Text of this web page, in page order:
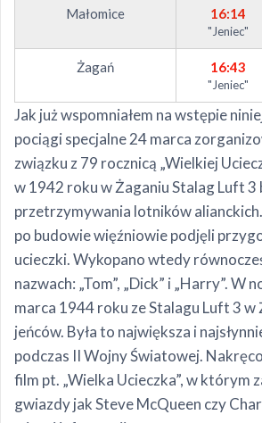
Małomice 16:14
"Jeniec"
Żagań 16:43
"Jeniec"
Jak już wspomniałem na wstępie
pociągi specjalne 24 marca
związku z 79 rocznicą „Wielkiej
w 1942 roku w Żaganiu Stalag Luft 3
przetrzymywania lotników alianckich.
po budowie więźniowie podjęli
ucieczki. Wykopano wtedy
nazwach: „Tom”, „Dick” i „Harry”. W
marca 1944 roku ze Stalagu Luft 3 w
jeńców. Była to największa i
podczas II Wojny Światowej.
film pt. „Wielka Ucieczka”, w którym
gwiazdy jak Steve McQueen czy